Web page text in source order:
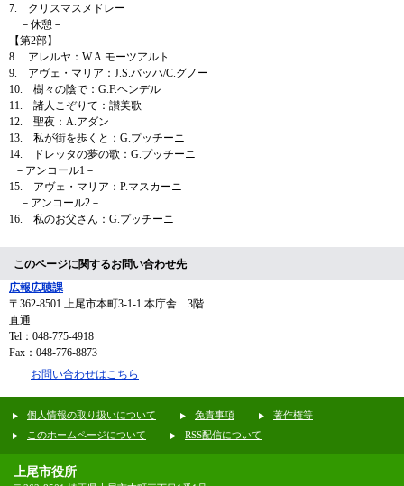
7. クリスマスメドレー
－休憩－
【第2部】
8. アレルヤ：W.A.モーツアルト
9. アヴェ・マリア：J.S.バッハ/C.グノー
10. 樹々の陰で：G.F.ヘンデル
11. 諸人こぞりて：讃美歌
12. 聖夜：A.アダン
13. 私が街を歩くと：G.プッチーニ
14. ドレッタの夢の歌：G.プッチーニ
－アンコール1－
15. アヴェ・マリア：P.マスカーニ
－アンコール2－
16. 私のお父さん： G.プッチーニ​
このページに関するお問い合わせ先
広報広聴課
〒362-8501
上尾市本町3-1-1 本庁舎 3階
直通
Tel：048-775-4918
Fax：048-776-8873
お問い合わせはこちら
個人情報の取り扱いについて 免責事項
著作権等
このホームページについて
RSS配信について
上尾市役所